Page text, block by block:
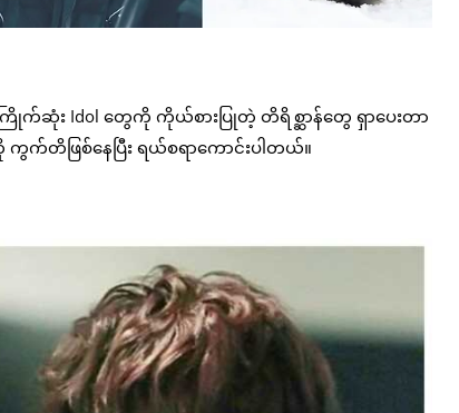
ဆုံး Idol တွေကို ကိုယ်စားပြုတဲ့ တိရိစ္ဆာန်တွေ ရှာပေးတာ
တိဖြစ်နေပြီး ရယ်စရာကောင်းပါတယ်။